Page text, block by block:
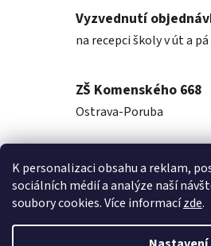
K personalizaci obsahu a reklam,
sociálních médií a analýze naší
soubory cookies. Více informacízde.
Vyzvednutí
na recepci školy v út a pá
ZŠ Komenského 668
Ostrava-Poruba
Popis
Diskuze